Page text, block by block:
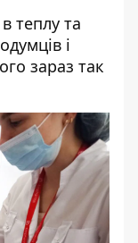
теплу та
і
зараз так